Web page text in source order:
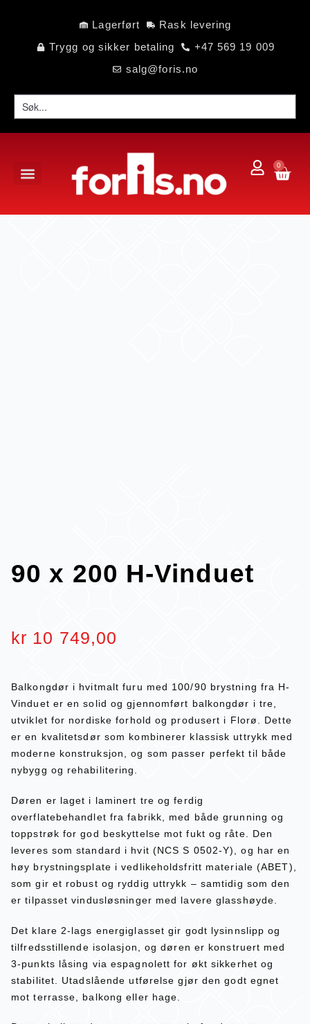
Lagerført
Rask levering
Trygg og sikker betaling
+47 569 19 009
salg@foris.no
0
90 x 200 H-Vinduet
kr 10 749,00
Balkongdør i hvitmalt furu med 100/90 brystning fra H-
Vinduet er en solid og gjennomført balkongdør i tre,
utviklet for nordiske forhold og produsert i Florø. Dette
er en kvalitetsdør som kombinerer klassisk uttrykk med
moderne konstruksjon, og som passer perfekt til både
nybygg og rehabilitering.
Døren er laget i laminert tre og ferdig
overflatebehandlet fra fabrikk, med både grunning og
toppstrøk for god beskyttelse mot fukt og råte. Den
leveres som standard i hvit (NCS S 0502-Y), og har en
høy brystningsplate i vedlikeholdsfritt materiale (ABET),
som gir et robust og ryddig uttrykk – samtidig som den
er tilpasset vindusløsninger med lavere glasshøyde.
Det klare 2-lags energiglasset gir godt lysinnslipp og
tilfredsstillende isolasjon, og døren er konstruert med
3-punkts låsing via espagnolett for økt sikkerhet og
stabilitet. Utadslående utførelse gjør den godt egnet
mot terrasse, balkong eller hage.